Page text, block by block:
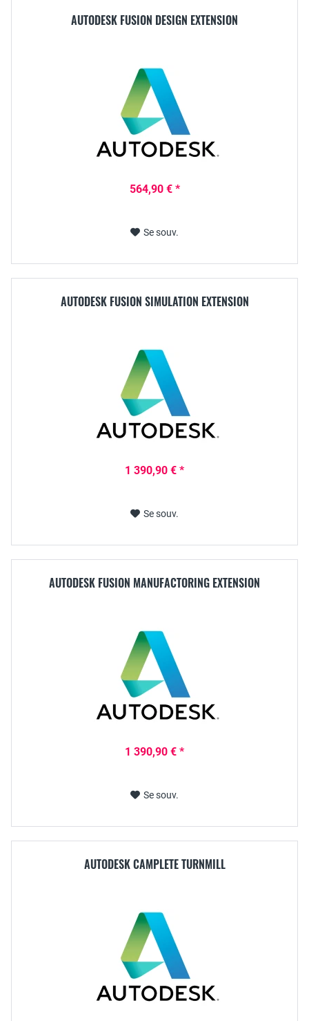
AUTODESK FUSION DESIGN EXTENSION
564,90 € *
Se souv.
AUTODESK FUSION SIMULATION EXTENSION
1 390,90 € *
Se souv.
AUTODESK FUSION MANUFACTORING EXTENSION
1 390,90 € *
Se souv.
AUTODESK CAMPLETE TURNMILL